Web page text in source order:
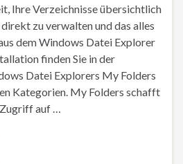
Ihre Verzeichnisse übersichtlich
zu verwalten und das alles
dem Windows Datei Explorer
finden Sie in der
Datei Explorers My Folders
Kategorien. My Folders schafft
Zugriff auf …